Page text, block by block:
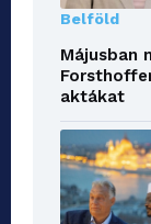
Belföld
Májusban
aktákat